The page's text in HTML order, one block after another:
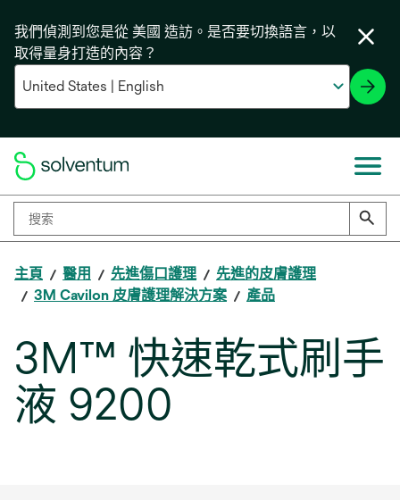
我們偵測到您是從 美國 造訪。是否要切換語言，以
取得量身打造的內容？
主頁 醫用 先進傷口護理
先進的皮膚護理
3M Cavilon 皮膚護理解決方案
產品
3M™ 快速乾式刷手
液 9200